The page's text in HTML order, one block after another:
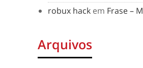
robux hack em Frase –
Arquivos